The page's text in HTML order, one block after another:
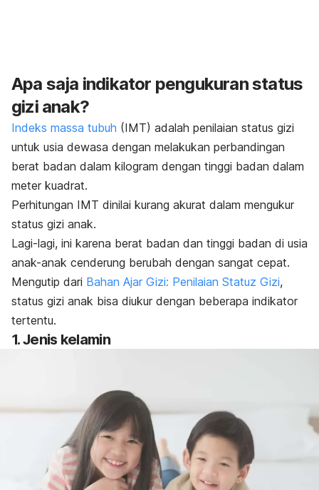
Apa saja indikator pengukuran status
gizi anak?
Indeks massa tubuh (IMT) adalah penilaian status gizi
untuk usia dewasa dengan melakukan perbandingan
berat badan dalam kilogram dengan tinggi badan dalam
meter kuadrat.
Perhitungan IMT dinilai kurang akurat dalam mengukur
status gizi anak.
Lagi-lagi, ini karena berat badan dan tinggi badan di usia
anak-anak cenderung berubah dengan sangat cepat.
Mengutip dari Bahan Ajar Gizi: Penilaian Statuz Gizi,
status gizi anak bisa diukur dengan beberapa indikator
tertentu.
1. Jenis kelamin